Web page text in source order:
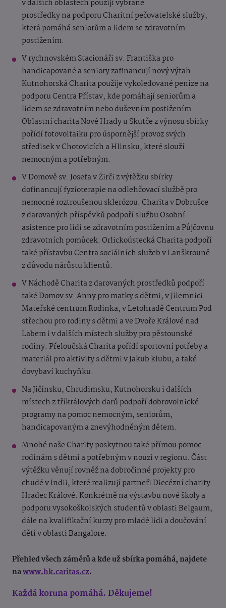
v dalších oblastech použijí vybrané
prostředky na podporu Charitní pečovatelské služby,
která pomáhá seniorům a lidem se zdravotním
postižením.
V rychnovském Stacionáři sv. Františka pro
handicapované a seniory zafinancují nový výtah.
Kutnohorská Charita použije vykoledované peníze na
podporu Centra Přístav, kde pomáhají seniorům a
lidem se zdravotním nebo duševním postižením.
Oblastní charita Nové Hrady u Skutče z výnosu sbírky
pořídí fotovoltaiku pro úspornější provoz svých
středisek v Chotovicích a Hlinsku, které slouží
nemocným a potřebným.
V Domově sv. Josefa v Žirči z výtěžku sbírky
dofinancují fyzioterapie na odlehčovací službě pro
nemocné roztroušenou sklerózou. Charita v Dobrušce
z darovaných příspěvků podpoří službu Osobní
asistence pro lidi se zdravotním postižením a Půjčovnu
zdravotních pomůcek. Orlickoústecká Charita podpoří
také přístavbu Centra sociálních služeb v Lanškrouně
z důvodu nárůstu klientů.
V Náchodě Charita z darovaných prostředků podpoří
také Domov sv. Anny pro matky s dětmi, v Jilemnici
Mateřské centrum Rodinka, v Letohradě Centrum Pod
střechou pro rodiny s dětmi a ve Dvoře Králové nad
Labem i v dalších místech služby pro pěstounské
rodiny. Přeloučská Charita pořídí sportovní potřeby a
materiál pro aktivity s dětmi v Jakub klubu, a také
dovybaví kuchyňku.
Na Jičínsku, Chrudimsku, Kutnohorsku i dalších
místech z tříkrálových darů podpoří dobrovolnické
programy na pomoc nemocným, seniorům,
handicapovaným a znevýhodněným dětem.
Mnohé naše Charity poskytnou také přímou pomoc
rodinám s dětmi a potřebným v nouzi v regionu. Část
výtěžku věnují rovněž na dobročinné projekty pro
chudé v Indii, které realizují partneři Diecézní charity
Hradec Králové. Konkrétně na výstavbu nové školy a
podporu vysokoškolských studentů v oblasti Belgaum,
dále na kvalifikační kurzy pro mladé lidi a doučování
dětí v oblasti Bangalore.
Přehled všech záměrů a kde už sbírka pomáhá, najdete
nawww.hk.caritas.cz.
Každá koruna pomáhá. Děkujeme!